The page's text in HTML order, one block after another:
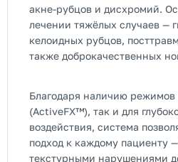
акне-рубцов и дисхромий.
лечении тяжёлых случаев —
келоидных рубцов,
также доброкачественных
Благодаря наличию режимов
(ActiveFX™), так и для
воздействия, система
подход к каждому пациенту
текстурными нарушениями